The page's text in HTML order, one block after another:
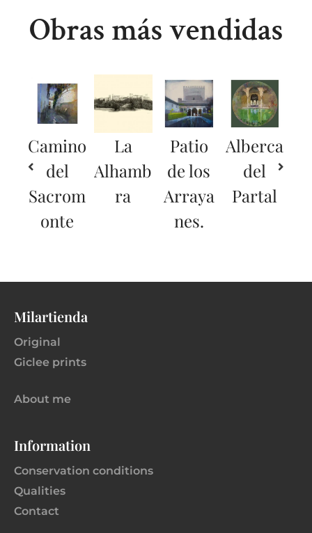
Obras más vendidas
Camino
del
Sacrom
onte
La
Alhamb
ra
Patio
de los
Arraya
nes.
Alberca
del
Partal
Milartienda
Original
Giclee prints
About me
Information
Conservation conditions
Qualities
Contact